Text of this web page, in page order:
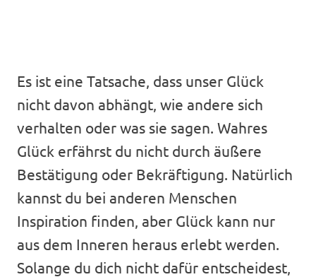
Es ist eine Tatsache, dass unser Glück
nicht davon abhängt, wie andere sich
verhalten oder was sie sagen. Wahres
Glück erfährst du nicht durch äußere
Bestätigung oder Bekräftigung. Natürlich
kannst du bei anderen Menschen
Inspiration finden, aber Glück kann nur
aus dem Inneren heraus erlebt werden.
Solange du dich nicht dafür entscheidest,